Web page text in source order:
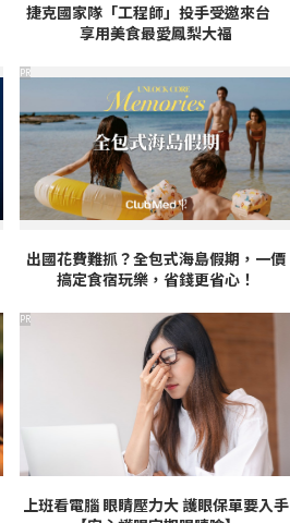
捷克國家隊「工程師」投手受邀來台
享用美食最愛鳳梨大福
出國花費難抓？全包式海島假期，一價
搞定食宿玩樂，省錢更省心！
PR
上班看電腦 眼睛壓力大 護眼保單要入手
PR